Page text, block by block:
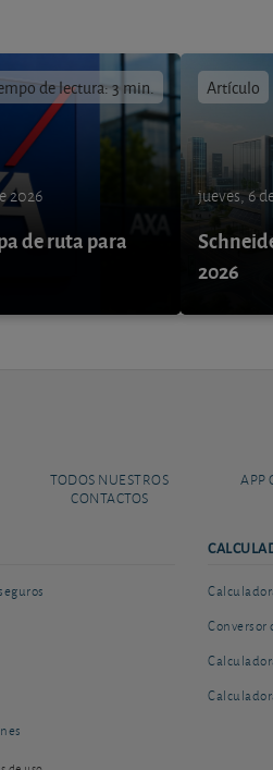
de lectura: 3 min.
2026
de ruta para
Artículo
jueves, 6
2026
TODOS NUESTROS
CONTACTOS
APP
Conversor